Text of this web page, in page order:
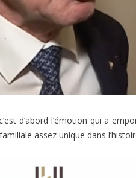
d’abord l’émotion qui a
assez unique dans